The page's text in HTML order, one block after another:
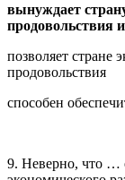
вынуждает
продовольствия
позволяет стране
продовольствия
способен
9. Неверно, что …